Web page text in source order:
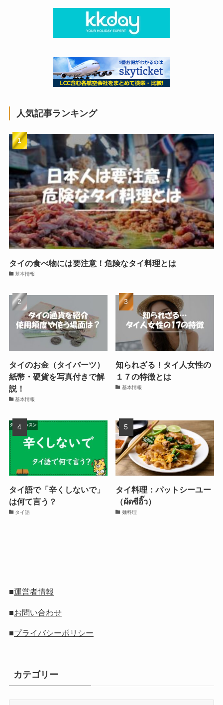
人気記事ランキング
タイの食べ物には要注意！危険なタイ料理とは
基本情報
タイのお金（タイバーツ）
紙幣・硬貨を写真付きで解
説！
基本情報
知られざる！タイ人女性の
１７の特徴とは
基本情報
タイ語で「辛くしないで」
は何て言う？
タイ語
タイ料理：パットシーユー
（ผัดซีอิ๊ว）
麺料理
■運営者情報
■お問い合わせ
■プライバシーポリシー
カテゴリー